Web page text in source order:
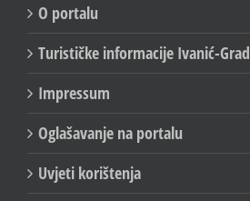
O portalu
Turističke informacije Ivanić-Grad
Impressum
Oglašavanje na portalu
Uvjeti korištenja